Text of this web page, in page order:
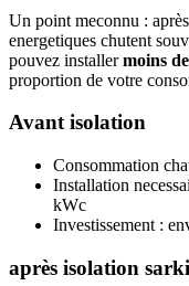
Un point meconnu :
energetiques chutent
pouvez installermoins
proportion de votre
Avant isolation
Consommation
Installation
kWc
Investissement :
après isolation